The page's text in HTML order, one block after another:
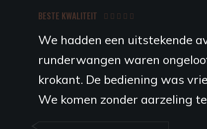
BESTE KWALITEIT
Een restaurant dat het
de hoogste kwaliteit en de
Speciale vermelding voor de
heerlijk zijn.